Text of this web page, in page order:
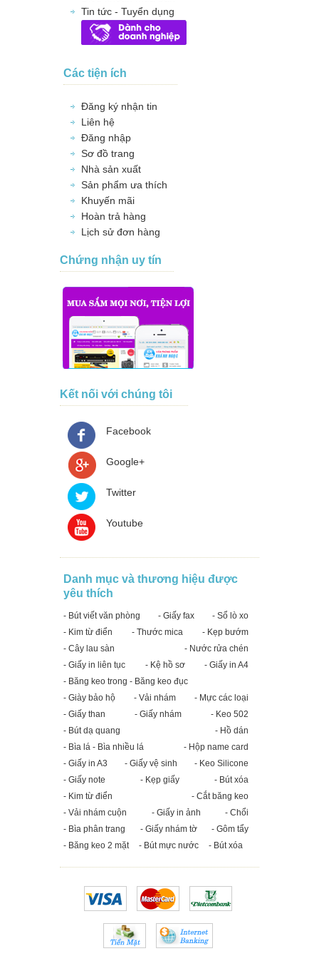
Tin tức - Tuyển dụng
Các tiện ích
Đăng ký nhận tin
Liên hệ
Đăng nhập
Sơ đồ trang
Nhà sản xuất
Sản phẩm ưa thích
Khuyến mãi
Hoàn trả hàng
Lịch sử đơn hàng
Chứng nhận uy tín
Kết nối với chúng tôi
Facebook
Google+
Twitter
Youtube
Danh mục và thương hiệu được
yêu thích
- Bút viết văn phòng - Giấy fax
- Sổ lò xo
- Kim từ điển
- Thước mica
- Kẹp bướm
- Cây lau sàn
- Nước rửa chén
- Giấy in liên tục
- Kệ hồ sơ
- Giấy in A4
- Băng keo trong - Băng keo đục
- Giày bảo hộ
- Vải nhám
- Mực các loại
- Giấy than
- Giấy nhám
- Keo 502
- Bút dạ quang
- Hồ dán
- Bìa lá - Bìa nhiều lá
- Hộp name card
- Giấy in A3
- Giấy vệ sinh
- Keo Silicone
- Giấy note
- Kẹp giấy
- Bút xóa
- Kim từ điển
- Cắt băng keo
- Vải nhám cuộn
- Giấy in ảnh
- Chổi
- Bìa phân trang
- Giấy nhám tờ
- Gôm tẩy
- Băng keo 2 mặt
- Bút mực nước - Bút xóa